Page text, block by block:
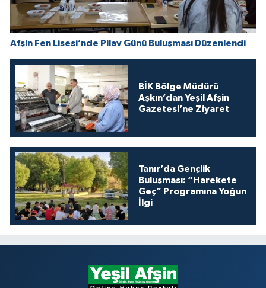
Afşin Fen Lisesi’nde Pilav Günü Buluşması Düzenlendi
BİK Bölge Müdürü
Aşkın’dan Yeşil Afşin
Gazetesi’ne Ziyaret
Tanır’da Gençlik
Buluşması: “Harekete
Geç” Programına Yoğun
İlgi